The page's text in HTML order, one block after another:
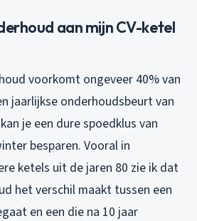
aan mijn CV-ketel
voorkomt ongeveer 40% van
jaarlijkse onderhoudsbeurt van
je een dure spoedklus van
besparen. Vooral in
ketels uit de jaren 80 zie ik dat
het verschil maakt tussen een
en een die na 10 jaar